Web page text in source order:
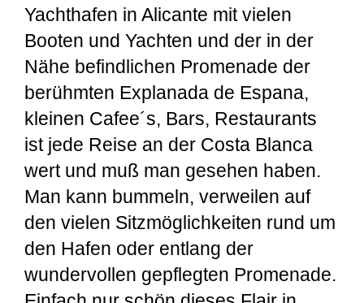
Yachthafen in Alicante mit vielen
Booten und Yachten und der in der
Nähe befindlichen Promenade der
berühmten Explanada de Espana,
kleinen Cafee´s, Bars, Restaurants
ist jede Reise an der Costa Blanca
wert und muß man gesehen haben.
Man kann bummeln, verweilen auf
den vielen Sitzmöglichkeiten rund um
den Hafen oder entlang der
wundervollen gepflegten Promenade.